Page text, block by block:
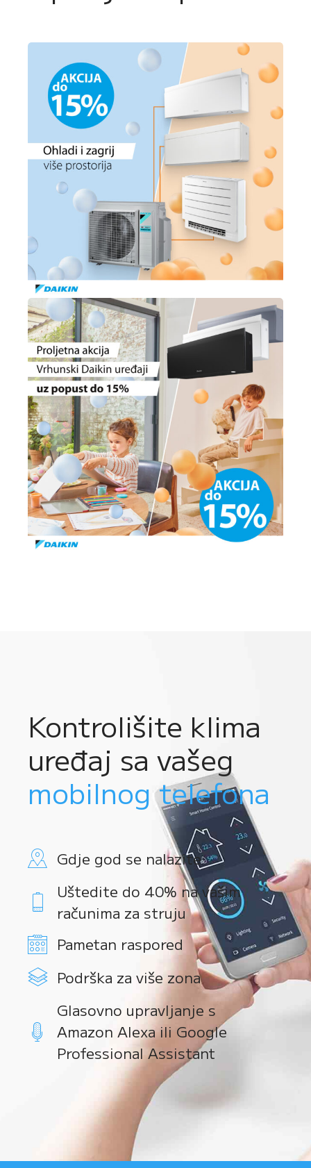
Kontrolišite klima
uređaj sa vašeg
mobilnog telefona
Gdje god se nalazite
Uštedite do 40% na vašim
računima za struju
Pametan raspored
Podrška za više zona
Glasovno upravljanje s
Amazon Alexa ili Google
Professional Assistant